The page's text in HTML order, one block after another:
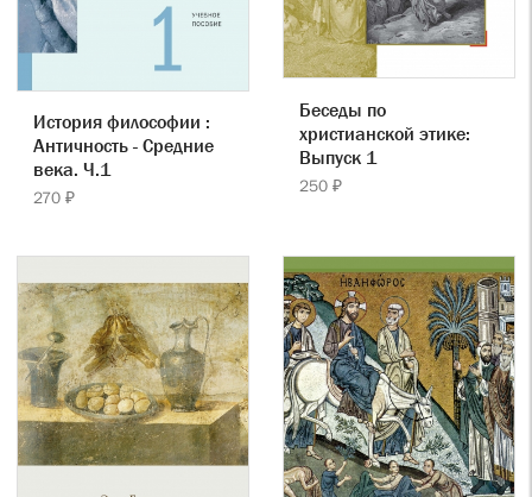
История философии :
Античность - Средние
века. Ч.1
270 ₽
Беседы по
христианской этике:
Выпуск 1
250 ₽